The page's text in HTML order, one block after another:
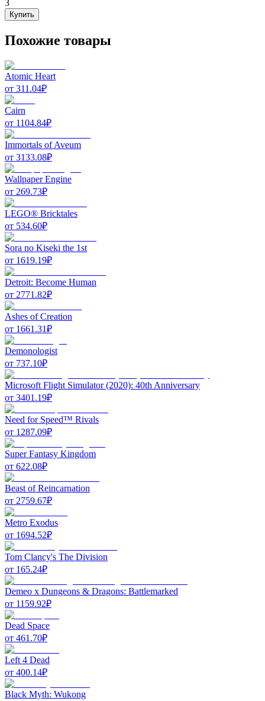
3
Купить
Похожие товары
Atomic Heart
от 311.04₽
Cairn
от 1104.84₽
Immortals of Aveum
от 3133.08₽
Wallpaper Engine
от 269.73₽
LEGO® Bricktales
от 534.60₽
Sora no Kiseki the 1st
от 1619.19₽
Detroit: Become Human
от 2771.82₽
Ashes of Creation
от 1661.31₽
Demonologist
от 737.10₽
Microsoft Flight Simulator (2020): 40th Anniversary
от 3401.19₽
Need for Speed™ Rivals
от 1287.09₽
Super Fantasy Kingdom
от 622.08₽
Beast of Reincarnation
от 2759.67₽
Metro Exodus
от 1694.52₽
Tom Clancy's The Division
от 165.24₽
Demeo x Dungeons & Dragons: Battlemarked
от 1159.92₽
Dead Space
от 461.70₽
Left 4 Dead
от 400.14₽
Black Myth: Wukong